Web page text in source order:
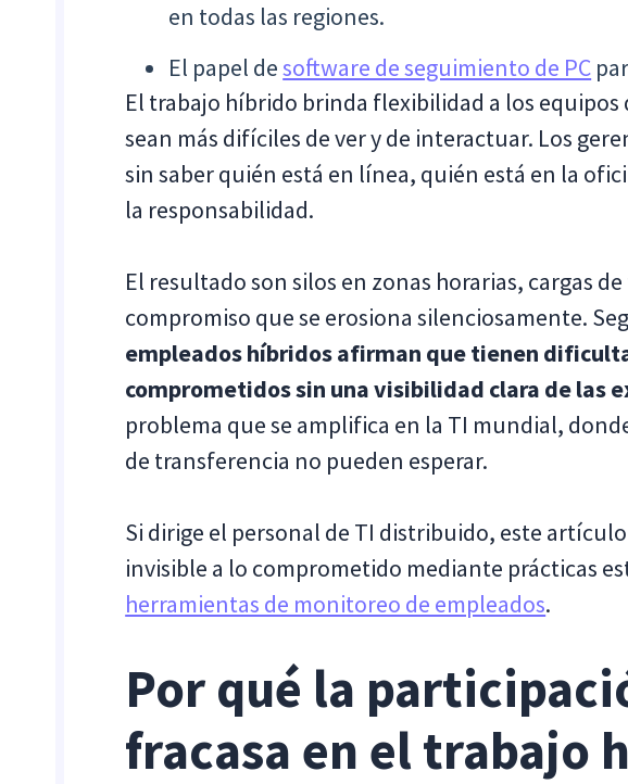
en todas las regiones.
El papel desoftware de seguimiento de PC
El trabajo híbrido brinda flexibilidad a los equipos
sean más difíciles de ver y de interactuar. Los
sin saber quién está en línea, quién está en la
la responsabilidad.
El resultado son silos en zonas horarias, cargas
compromiso que se erosiona silenciosamente.
empleados híbridos afirman que tienen
comprometidos sin una visibilidad clara de las
problema que se amplifica en la TI mundial,
de transferencia no pueden esperar.
Si dirige el personal de TI distribuido, este
invisible a lo comprometido mediante prácticas
herramientas de monitoreo de empleados.
Por qué la
fracasa en el trabajo